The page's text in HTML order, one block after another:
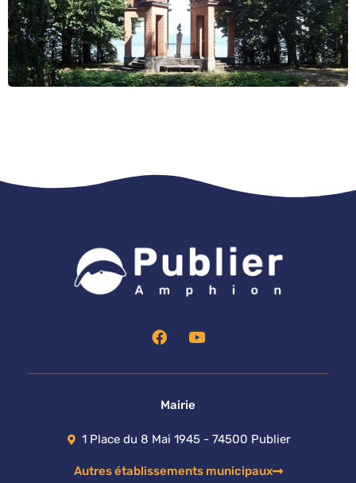
F
a
e
o
k
Y
o
t
Mairie
1 Place du 8 Mai 1945 - 74500 Publier
Autres établissements municipaux